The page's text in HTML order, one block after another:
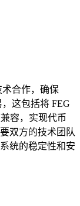
术合作，确保
这包括将 FEG
容，实现代币
双方的技术团队
统的稳定性和安